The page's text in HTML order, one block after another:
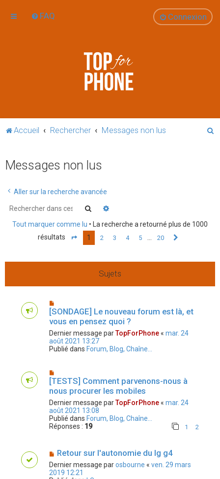
FAQ Connexion
Accueil Rechercher Messages non lus
Messages non lus
Aller sur la recherche avancée
Rechercher
Tout marquer comme lu • La recherche a retourné plus de 1000
résultats
Page sur 20
1 2 3 4 5 20
Sujets
[SONDAGE] Le nouveau forum est là, et
vous en pensez quoi ?
Dernier message parTopForPhone« mar. 24
août 2021 13:27
Publié dans Forum, Blog, Chaîne...
[TESTS] Comment parvenons-nous à
nous procurer les mobiles
Dernier message parTopForPhone« mar. 24
août 2021 13:08
Publié dans Forum, Blog, Chaîne...
Réponses : 19 1 2
Retour sur l'autonomie du lg g4
Dernier message parosbourne « ven. 29 mars
2019 12:21